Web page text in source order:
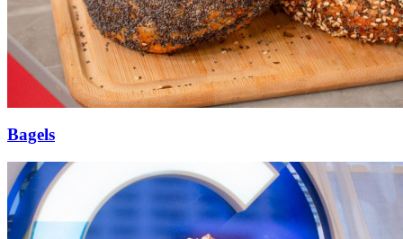
Bagels